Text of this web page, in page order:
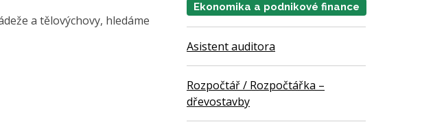
a tělovýchovy, hledáme
Ekonomika a podnikové finance
Asistent auditora
Rozpočtář / Rozpočtářka –
dřevostavby